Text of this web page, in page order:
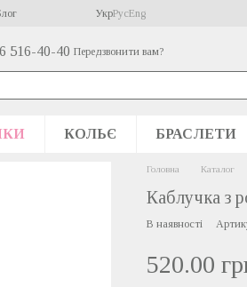
УкрРусEng
516-40-40 Передзвонити вам?
КОЛЬЄ БРАСЛЕТИ
Головна Каталог
Каблучка з
В наявності
520.00